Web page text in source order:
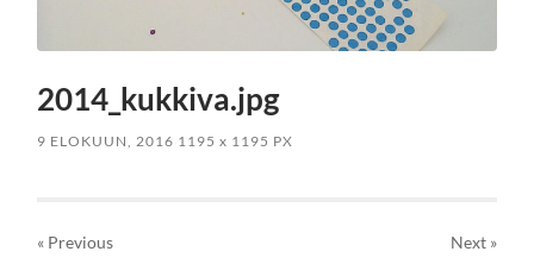
2014_kukkiva.jpg
9 ELOKUUN, 2016 1195x 1195 PX
« Previous Next»